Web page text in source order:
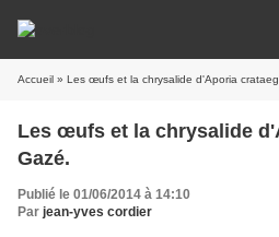
Accueil » Les œufs et la chrysalide d'Aporia
Les œufs et la chrysalide
Gazé.
Publié le 01/06/2014 à 14:10
Par jean-yves cordier